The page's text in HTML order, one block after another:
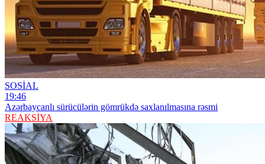
SOSİAL
19:46
Azərbaycanlı sürücülərin gömrükdə saxlanılmasına rəsmi
REAKSİYA